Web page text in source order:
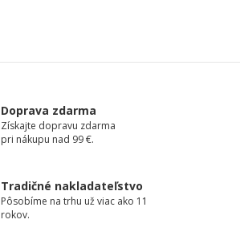
Doprava zdarma
Získajte dopravu zdarma
pri nákupu nad 99 €.
Tradičné nakladateľstvo
Pôsobíme na trhu už viac ako 11
rokov.